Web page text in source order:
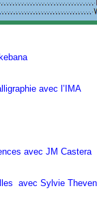
avec l’IMA
avec JM Castera
avec Sylvie